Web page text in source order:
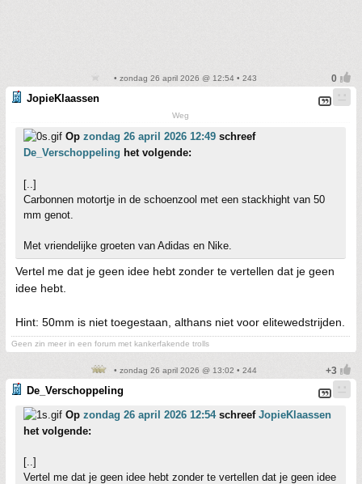
• zondag 26 april 2026 @ 12:54 • 243
JopieKlaassen
Weg
Op zondag 26 april 2026 12:49 schreef
De_Verschoppeling het volgende:
[..]
Carbonnen motortje in de schoenzool met een stackhight van 50
mm genot.
Met vriendelijke groeten van Adidas en Nike.
Vertel me dat je geen idee hebt zonder te vertellen dat je geen
idee hebt.
Hint: 50mm is niet toegestaan, althans niet voor elitewedstrijden.
Geen zin meer in een forum met kankerfakende trolls
• zondag 26 april 2026 @ 13:02 • 244
De_Verschoppeling
Op zondag 26 april 2026 12:54schreef JopieKlaassen
het volgende:
[..]
Vertel me dat je geen idee hebt zonder te vertellen dat je geen idee